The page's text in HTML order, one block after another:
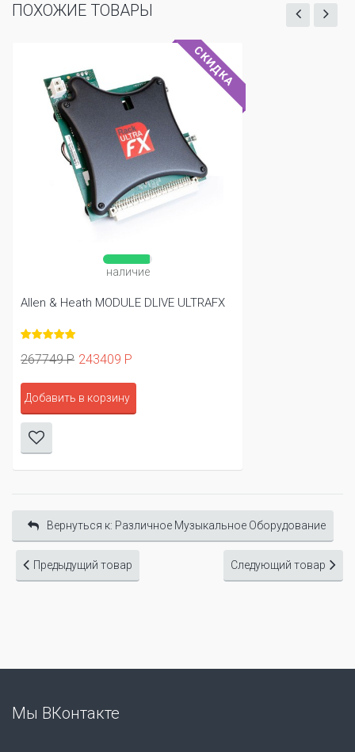
ПОХОЖИЕ ТОВАРЫ
СКИДКА
наличие
Allen & Heath MODULE DLIVE ULTRAFX
267749 Р 243409 Р
Добавить в корзину
Вернуться к: Различное Музыкальное Оборудование
Предыдущий товар Следующий товар
Мы ВКонтакте